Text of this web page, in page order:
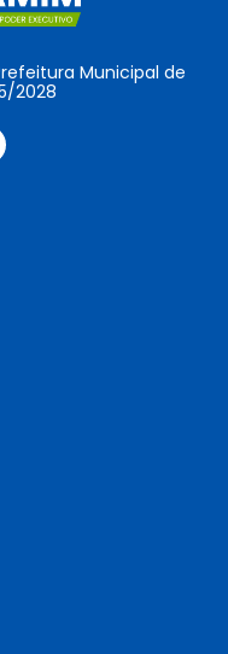
Municipal de
2028